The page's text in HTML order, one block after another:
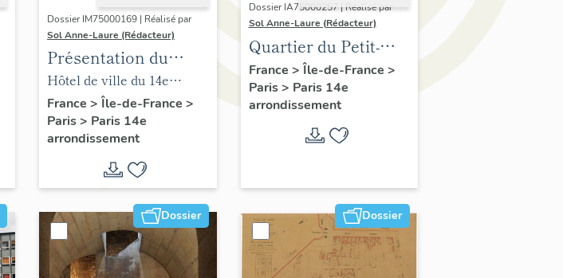
Dossier IM75000169 | Réalisé par
Sol Anne-Laure (Rédacteur)
Présentation du
mobilier de la salle
des mariages
Hôtel de ville du 14e
arrondissement
France > Île-de-France >
Paris> Paris 14e
arrondissement
Dossier IA75000257 | Réalisé par
Sol Anne-Laure (Rédacteur)
Quartier du Petit-
Montrouge
France > Île-de-France >
Paris> Paris 14e
arrondissement
Dossier Dossier